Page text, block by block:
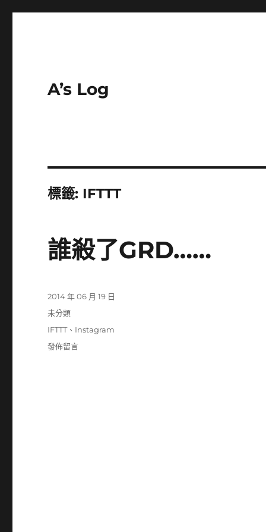
A’s Log
標籤: IFTTT
誰殺了GRD……
發
佈
期:
2014 年 06 月 19 日
分
未分類
標
籤
IFTTT、 Instagram
在
發佈留言